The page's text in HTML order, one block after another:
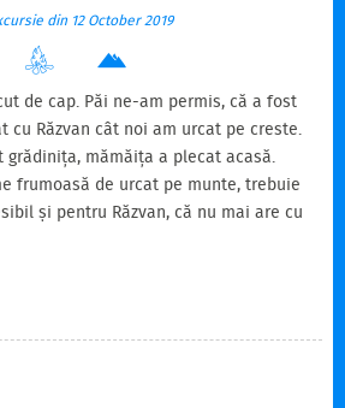
din 12 October 2019
de cap. Păi ne-am permis, că a fost
cu Răzvan cât noi am urcat pe creste.
grădinița, mămăița a plecat acasă.
frumoasă de urcat pe munte, trebuie
și pentru Răzvan, că nu mai are cu
Să încercăm un traseu pe creasta